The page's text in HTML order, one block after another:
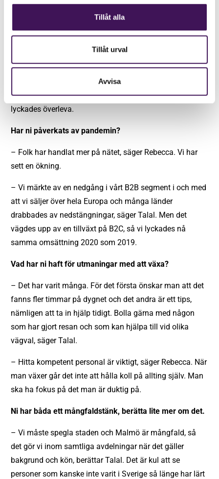
Tillåt alla
Tillåt urval
Avvisa
ekonomi.
Särskilt under 2017 då en tillverkare, den största i världen
som inte är särskilt glad för vår existens, skickade en ett
flertal hot om stämningar. Som tur var har vi inom EU ett
starkt skydd som innebär att tillverkare inte får begränsa
någon att kunna laga sin telefon, bil eller liknande, så vi
lyckades överleva.
Har ni påverkats av pandemin?
– Folk har handlat mer på nätet, säger Rebecca. Vi har
sett en ökning.
– Vi märkte av en nedgång i vårt B2B segment i och med
att vi säljer över hela Europa och många länder
drabbades av nedstängningar, säger Talal. Men det
vägdes upp av en tillväxt på B2C, så vi lyckades nå
samma omsättning 2020 som 2019.
Vad har ni haft för utmaningar med att växa?
– Det har varit många. För det första önskar man att det
fanns fler timmar på dygnet och det andra är ett tips,
nämligen att ta in hjälp tidigt. Bolla gärna med någon
som har gjort resan och som kan hjälpa till vid olika
vägval, säger Talal.
– Hitta kompetent personal är viktigt, säger Rebecca. När
man växer går det inte att hålla koll på allting själv. Man
ska ha fokus på det man är duktig på.
Ni har båda ett mångfaldstänk, berätta lite mer om det.
– Vi måste spegla staden och Malmö är mångfald, så
det gör vi inom samtliga avdelningar när det gäller
bakgrund och kön, berättar Talal. Det är kul att se
personer som kanske inte varit i Sverige så länge har lärt